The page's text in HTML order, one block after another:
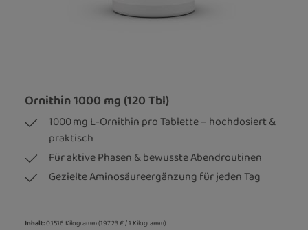
Ornithin 1000 mg (120 Tbl)
1000 mg L-Ornithin pro Tablette – hochdosiert &
praktisch
Für aktive Phasen & bewusste Abendroutinen
Gezielte Aminosäureergänzung für jeden Tag
Inhalt:0.1516 Kilogramm(197,23 € / 1 Kilogramm)